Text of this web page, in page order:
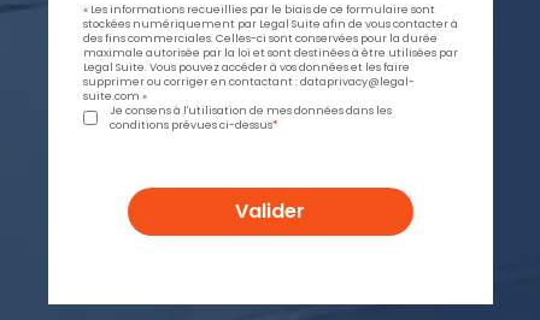
« Les informations recueillies par le biais de ce formulaire sont
stockées numériquement par Legal Suite afin de vous contacter à
des fins commerciales. Celles-ci sont conservées pour la durée
maximale autorisée par la loi et sont destinées à être utilisées par
Legal Suite. Vous pouvez accéder à vos données et les faire
supprimer ou corriger en contactant : dataprivacy@legal-
suite.com »
Je consens à l'utilisation de mes données dans les
conditions prévues ci-dessus*